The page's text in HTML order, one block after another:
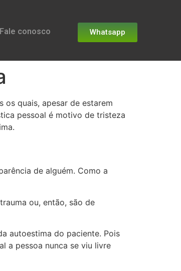
Fale conosco Whatsapp
quais, apesar de estarem
pessoal é motivo de tristeza
de alguém. Como a
ou, então, são de
autoestima do paciente. Pois
a pessoa nunca se viu livre